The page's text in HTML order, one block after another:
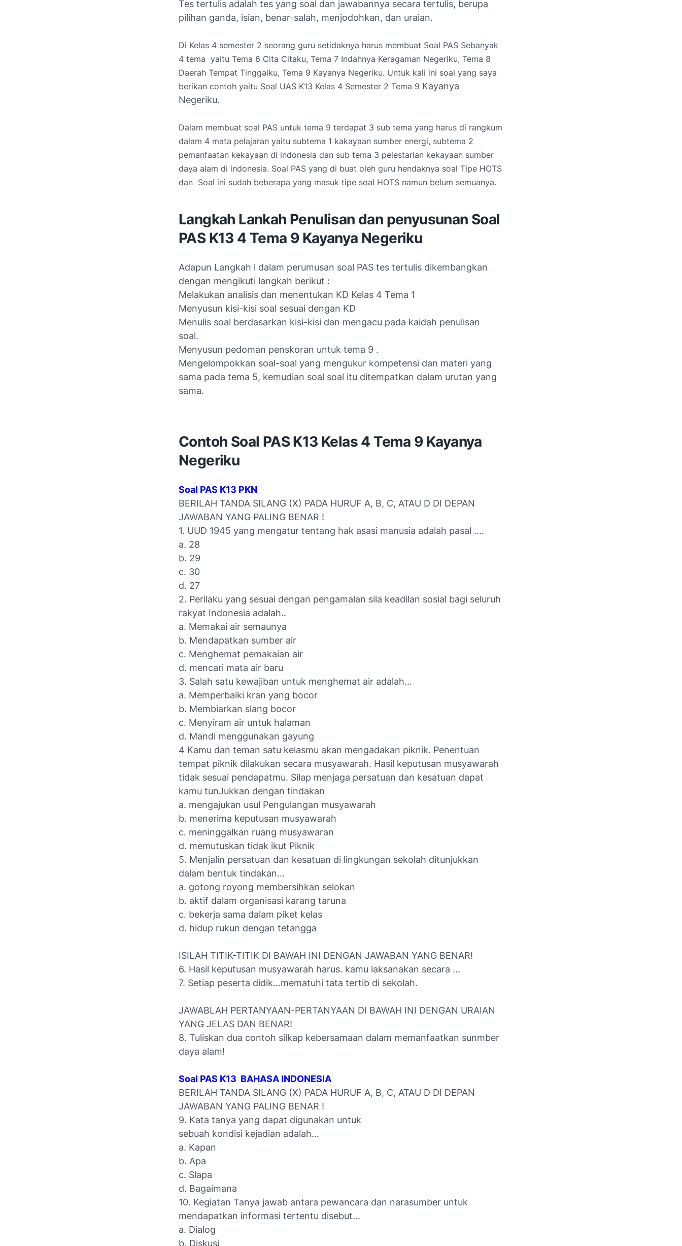
Tes tertulis adalah tes yang soal dan jawabannya secara tertulis, berupa
pilihan ganda, isian, benar-salah, menjodohkan, dan uraian.
Di Kelas 4 semester 2 seorang guru setidaknya harus membuat Soal PAS Sebanyak
4 tema yaitu Tema 6 Cita Citaku, Tema 7 Indahnya Keragaman Negeriku, Tema 8
Daerah Tempat Tinggalku, Tema 9 Kayanya Negeriku. Untuk kali ini soal yang saya
berikan contoh yaitu Soal UAS K13 Kelas 4 Semester 2 Tema 9 Kayanya
Negeriku.
Dalam membuat soal PAS untuk tema 9 terdapat 3 sub tema yang harus di rangkum
dalam 4 mata pelajaran yaitu subtema 1 kakayaan sumber energi, subtema 2
pemanfaatan kekayaan di indonesia dan sub tema 3 pelestarian kekayaan sumber
daya alam di indonesia. Soal PAS yang di buat oleh guru hendaknya soal Tipe HOTS
dan Soal ini sudah beberapa yang masuk tipe soal HOTS namun belum semuanya.
Langkah Lankah Penulisan dan penyusunan Soal
PAS K13 4 Tema 9 Kayanya Negeriku
Adapun Langkah l dalam perumusan soal PAS tes tertulis dikembangkan
dengan mengikuti langkah berikut :
Melakukan analisis dan menentukan KD Kelas 4 Tema 1
Menyusun kisi-kisi soal sesuai dengan KD
Menulis soal berdasarkan kisi-kisi dan mengacu pada kaidah penulisan
soal.
Menyusun pedoman penskoran untuk tema 9 .
Mengelompokkan soal-soal yang mengukur kompetensi dan materi yang
sama pada tema 5, kemudian soal soal itu ditempatkan dalam urutan yang
sama.
Contoh Soal PAS K13 Kelas 4 Tema 9 Kayanya
Negeriku
Soal PAS K13 PKN
BERILAH TANDA SILANG (X) PADA HURUF A, B, C, ATAU D DI DEPAN
JAWABAN YANG PALING BENAR !
1. UUD 1945 yang mengatur tentang hak asasi manusia adalah pasal ....
a. 28
b. 29
c. 30
d. 27
2. Perilaku yang sesuai dengan pengamalan sila keadilan sosial bagi seluruh
rakyat Indonesia adalah..
a. Memakai air semaunya
b. Mendapatkan sumber air
c. Menghemat pemakaian air
d. mencari mata air baru
3. Salah satu kewajiban untuk menghemat air adalah...
a. Memperbaiki kran yang bocor
b. Membiarkan slang bocor
c. Menyiram air untuk halaman
d. Mandi menggunakan gayung
4 Kamu dan teman satu kelasmu akan mengadakan piknik. Penentuan
tempat piknik dilakukan secara musyawarah. Hasil keputusan musyawarah
tidak sesuai pendapatmu. Silap menjaga persatuan dan kesatuan dapat
kamu tunJukkan dengan tindakan
a. mengajukan usul Pengulangan musyawarah
b. menerima keputusan musyawarah
c. meninggalkan ruang musyawaran
d. memutuskan tidak ikut Piknik
5. Menjalin persatuan dan kesatuan di lingkungan sekolah ditunjukkan
dalam bentuk tindakan...
a. gotong royong membersihkan selokan
b. aktif dalam organisasi karang taruna
c. bekerja sama dalam piket kelas
d. hidup rukun dengan tetangga
ISILAH TITIK-TITIK DI BAWAH INI DENGAN JAWABAN YANG BENAR!
6. Hasil keputusan musyawarah harus. kamu laksanakan secara ...
7. Setiap peserta didik...mematuhi tata tertib di sekolah.
JAWABLAH PERTANYAAN-PERTANYAAN DI BAWAH INI DENGAN URAIAN
YANG JELAS DAN BENAR!
8. Tuliskan dua contoh silkap kebersamaan dalam memanfaatkan sunmber
daya alam!
Soal PAS K13 BAHASA INDONESIA
BERILAH TANDA SILANG (X) PADA HURUF A, B, C, ATAU D DI DEPAN
JAWABAN YANG PALING BENAR !
9. Kata tanya yang dapat digunakan untuk
sebuah kondisi kejadian adalah...
a. Kapan
b. Apa
c. Slapa
d. Bagaimana
10. Kegiatan Tanya jawab antara pewancara dan narasumber untuk
mendapatkan informasi tertentu disebut...
a. Dialog
b. Diskusi